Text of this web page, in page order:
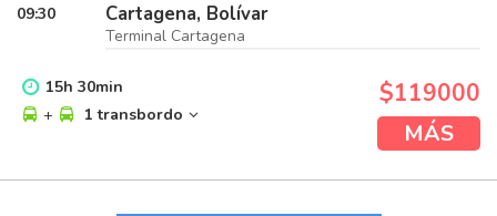
09:30 Cartagena, Bolívar
Terminal Cartagena
15h 30min
+
1 transbordo
$119000
MÁS